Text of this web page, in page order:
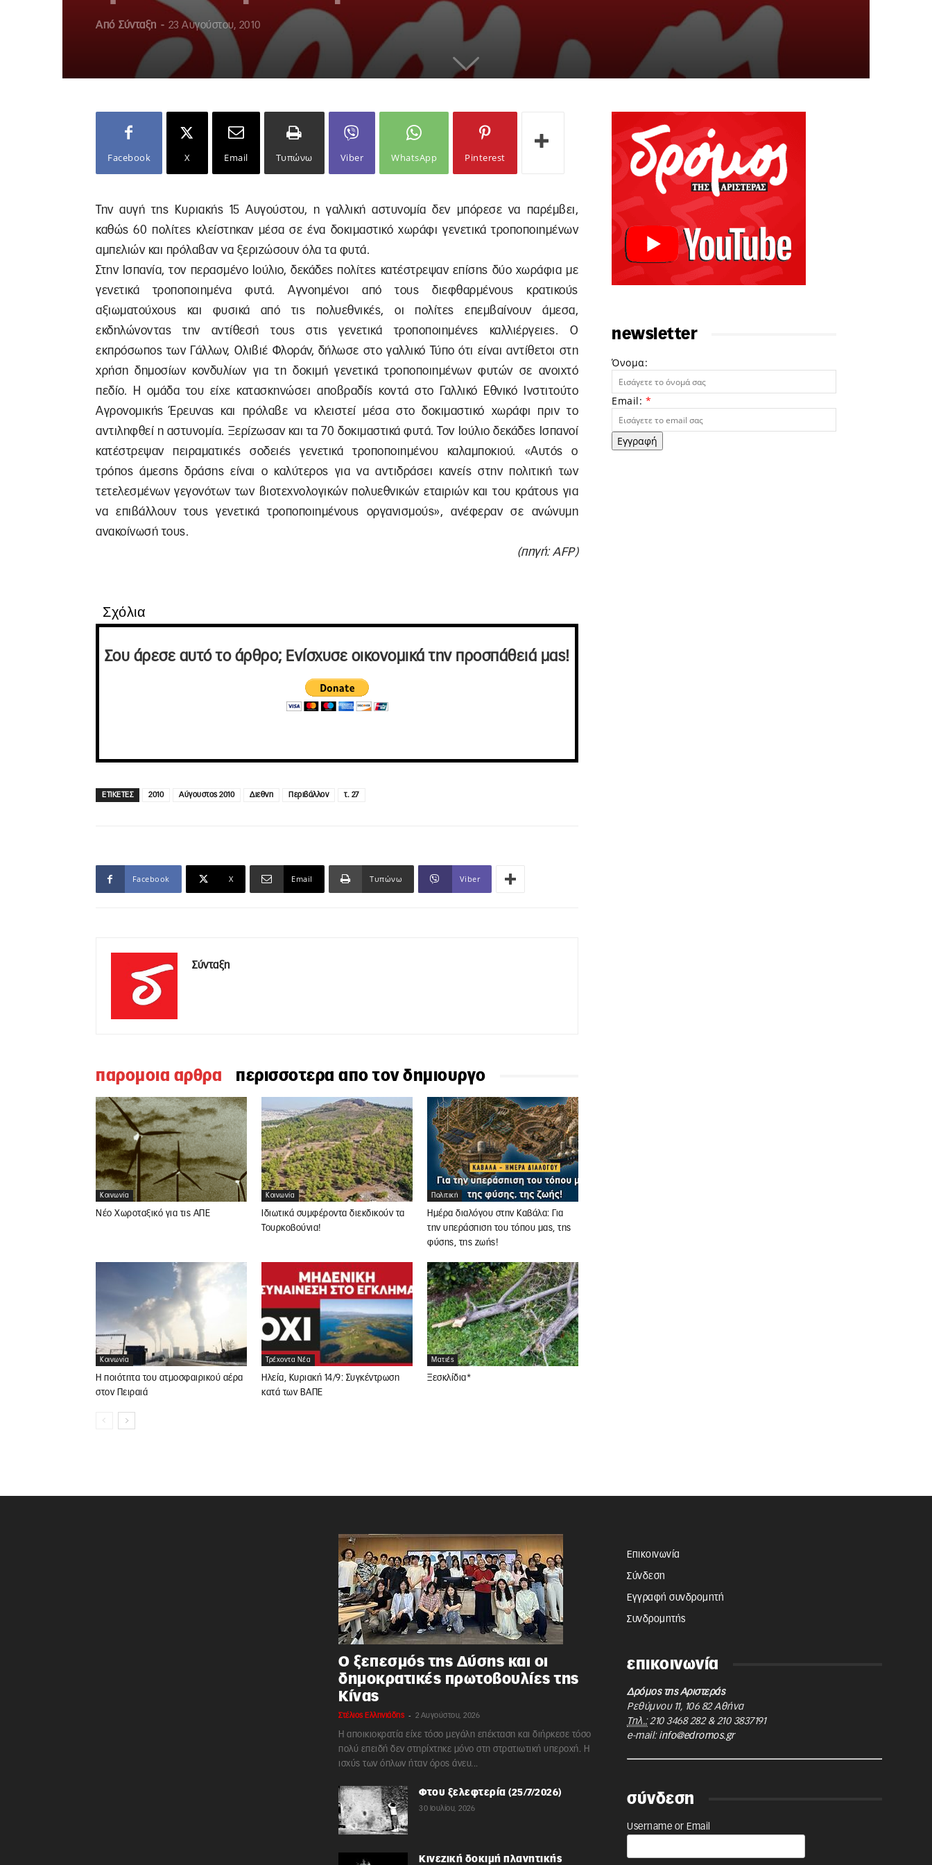
Από Σύνταξη - 23 Αυγούστου, 2010
Facebook X Email Τυπώνω Viber WhatsApp Pinterest
Την αυγή της Κυριακής 15 Αυγούστου, η γαλλική αστυνομία δεν μπόρεσε να παρέμβει,
καθώς 60 πολίτες κλείστηκαν μέσα σε ένα δοκιμαστικό χωράφι γενετικά τροποποιημένων
αμπελιών και πρόλαβαν να ξεριζώσουν όλα τα φυτά.
Στην Ισπανία, τον περασμένο Ιούλιο, δεκάδες πολίτες κατέστρεψαν επίσης δύο χωράφια με
γενετικά τροποποιημένα φυτά. Αγνοημένοι από τους διεφθαρμένους κρατικούς
αξιωματούχους και φυσικά από τις πολυεθνικές, οι πολίτες επεμβαίνουν άμεσα,
εκδηλώνοντας την αντίθεσή τους στις γενετικά τροποποιημένες καλλιέργειες. Ο
εκπρόσωπος των Γάλλων, Ολιβιέ Φλοράν, δήλωσε στο γαλλικό Τύπο ότι είναι αντίθετοι στη
χρήση δημοσίων κονδυλίων για τη δοκιμή γενετικά τροποποιημένων φυτών σε ανοιχτό
πεδίο. Η ομάδα του είχε κατασκηνώσει αποβραδίς κοντά στο Γαλλικό Εθνικό Ινστιτούτο
Αγρονομικής Έρευνας και πρόλαβε να κλειστεί μέσα στο δοκιμαστικό χωράφι πριν το
αντιληφθεί η αστυνομία. Ξερίζωσαν και τα 70 δοκιμαστικά φυτά. Τον Ιούλιο δεκάδες Ισπανοί
κατέστρεψαν πειραματικές σοδειές γενετικά τροποποιημένου καλαμποκιού. «Αυτός ο
τρόπος άμεσης δράσης είναι ο καλύτερος για να αντιδράσει κανείς στην πολιτική των
τετελεσμένων γεγονότων των βιοτεχνολογικών πολυεθνικών εταιριών και του κράτους για
να επιβάλλουν τους γενετικά τροποποιημένους οργανισμούς», ανέφεραν σε ανώνυμη
ανακοίνωσή τους.
(πηγή: AFP)
Σχόλια
Σου άρεσε αυτό το άρθρο; Ενίσχυσε οικονομικά την προσπάθειά μας!
ΕΤΙΚΕΤΕΣ 2010 Αύγουστος 2010 Διεθνη Περιβάλλον τ. 27
Facebook X Email Τυπώνω Viber
Σύνταξη
παρομοια αρθρα περισσοτερα απο τον δημιουργο
Κοινωνία
Νέο Χωροταξικό για τις ΑΠΕ
Κοινωνία
Ιδιωτικά συμφέροντα διεκδικούν τα
Τουρκοβούνια!
Πολιτική
Ημέρα διαλόγου στην Καβάλα: Για
την υπεράσπιση του τόπου μας, της
φύσης, της ζωής!
Κοινωνία
Η ποιότητα του ατμοσφαιρικού αέρα
στον Πειραιά
Τρέχοντα Νέα
Ηλεία, Κυριακή 14/9: Συγκέντρωση
κατά των ΒΑΠΕ
Ματιές
Ξεσκλίδια*
newsletter
Όνομα:
Email: *
Εγγραφή
Ο ξεπεσμός της Δύσης και οι
δημοκρατικές πρωτοβουλίες της
Κίνας
Στέλιος Ελληνιάδης - 2 Αυγούστου, 2026
Η αποικιοκρατία είχε τόσο μεγάλη επέκταση και διήρκεσε τόσο
πολύ επειδή δεν στηρίχτηκε μόνο στη στρατιωτική υπεροχή. Η
ισχύς των όπλων ήταν όρος άνευ...
Φτου ξελεφτερία (25/7/2026)
30 Ιουλίου, 2026
Κινεζική δοκιμή πλανητικής
Επικοινωνία
Σύνδεση
Εγγραφή συνδρομητή
Συνδρομητής
επικοινωνία
Δρόμος της Αριστεράς
Ρεθύμνου 11, 106 82 Αθήνα
Τηλ.: 210 3468 282& 210 3837191
e-mail: info@edromos.gr
σύνδεση
Username or Email